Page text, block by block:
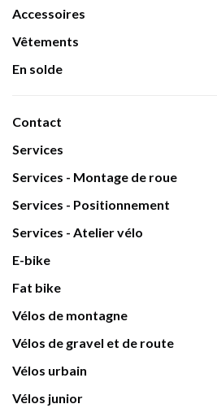
Accessoires
Vêtements
En solde
Contact
Services
Services - Montage de roue
Services - Positionnement
Services - Atelier vélo
E-bike
Fat bike
Vélos de montagne
Vélos de gravel et de route
Vélos urbain
Vélos junior